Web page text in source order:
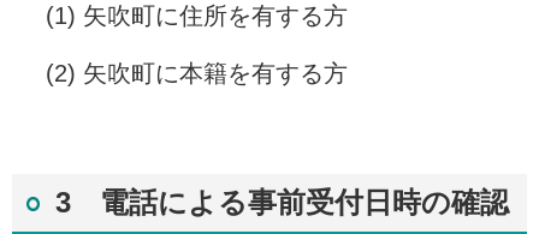
(1) 矢吹町に住所を有する方
(2) 矢吹町に本籍を有する方
3 電話による事前受付日時の確認